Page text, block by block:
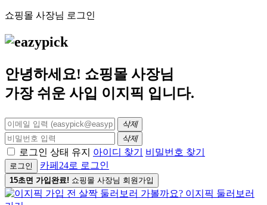
쇼핑몰 사장님 로그인
안녕하세요! 쇼핑몰 사장님
가장 쉬운 사입 이지픽 입니다.
삭제
삭제
로그인 상태 유지 아이디 찾기 비밀번호 찾기
로그인 카페24로 로그인
15초면 가입완료! 쇼핑몰 사장님 회원가입